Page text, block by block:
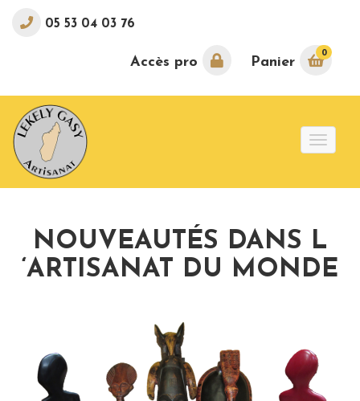
05 53 04 03 76
Accès pro Panier
0
Toggle
NOUVEAUTÉS DANS L
‘ARTISANAT DU MONDE